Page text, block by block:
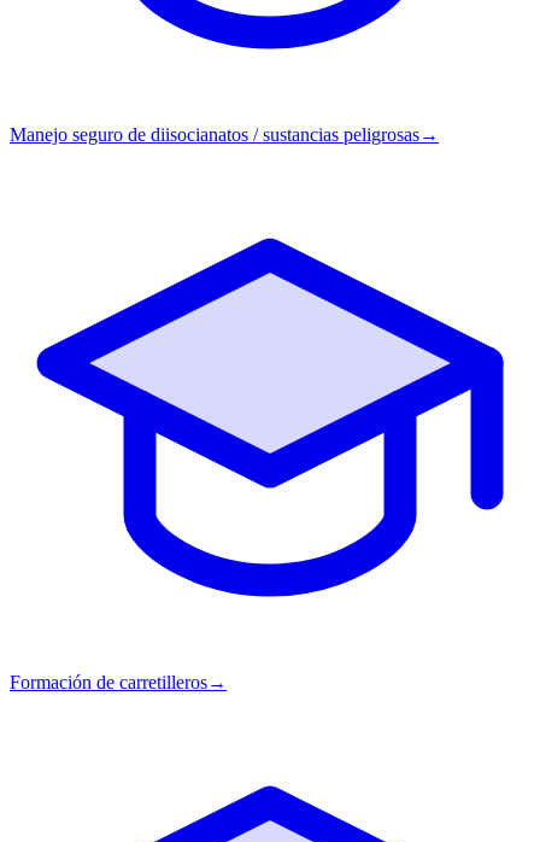
Manejo seguro de diisocianatos / sustancias peligrosas→
Formación de carretilleros→